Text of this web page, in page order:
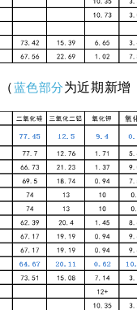
（蓝色部分为近期新增